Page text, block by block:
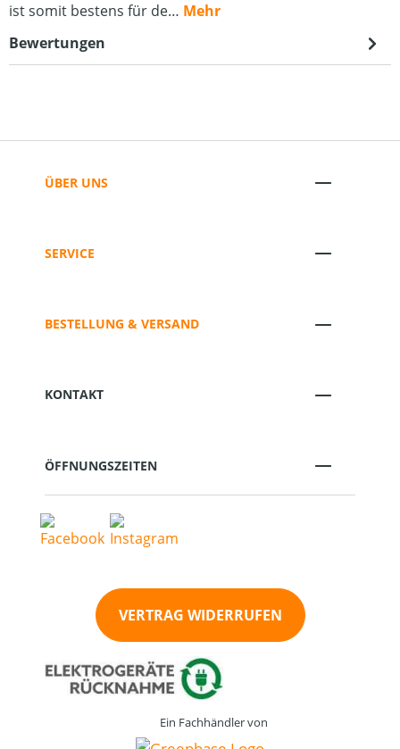
ist somit bestens für de… Mehr
Bewertungen
ÜBER UNS
SERVICE
BESTELLUNG & VERSAND
KONTAKT
ÖFFNUNGSZEITEN
VERTRAG WIDERRUFEN
Ein Fachhändler von